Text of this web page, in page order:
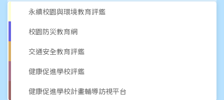
永續校園與環境教育評鑑
校園防災教育網
交通安全教育評鑑
健康促進學校評鑑
健康促進學校計畫輔導訪視平台